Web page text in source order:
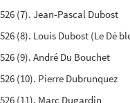
(7). Jean-Pascal Dubost
(8). Louis Dubost (Le Dé
(9). André Du Bouchet
(10). Pierre Dubrunquez
(11). Marc Dugardin